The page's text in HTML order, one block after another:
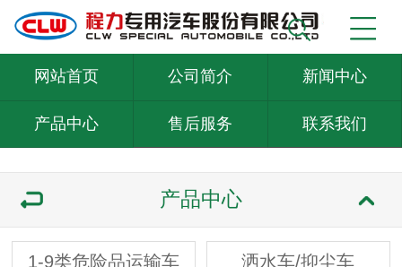
网站首页 公司简介 新闻中心
产品中心 售后服务 联系我们
产品中心
1-9类危险品运输车 洒水车/抑尘车